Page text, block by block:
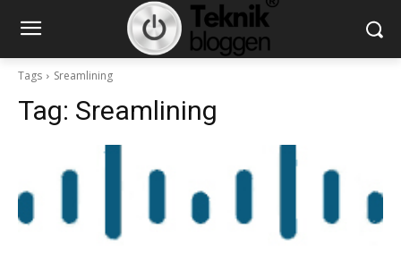
Tags Sreamlining
Tag: Sreamlining